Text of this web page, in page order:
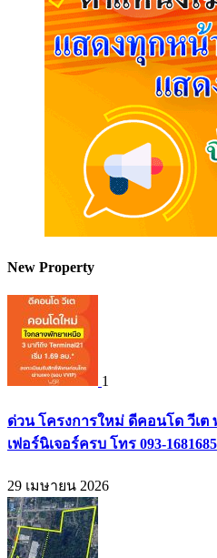
New Property
1
ด่วน โครงการใหม่ ดีคอนโด วีเต
เฟอร์นิเจอร์ครบ โทร 093-1681685
29 เมษายน 2026